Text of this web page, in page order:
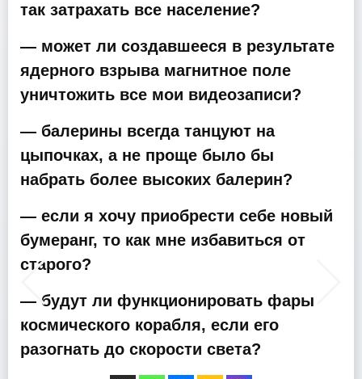
так затрахать все население?
— может ли создавшееся в результате
ядерного взрыва магнитное поле
уничтожить все мои видеозаписи?
— балерины всегда танцуют на
цыпочках, а не проще было бы
набрать более высоких балерин?
— если я хочу приобрести себе новый
бумеранг, то как мне избавиться от
старого?
— будут ли функционировать фары
космического корабля, если его
разогнать до скорости света?